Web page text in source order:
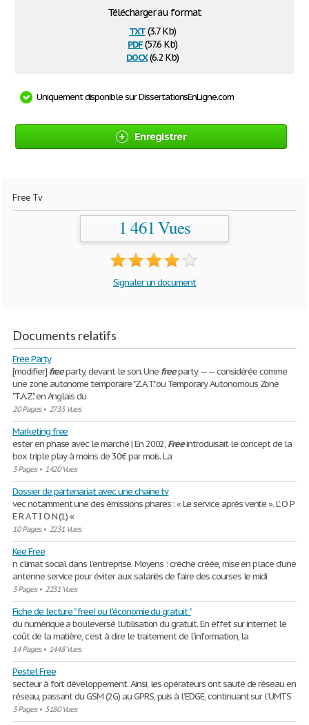
Télécharger au format
txt(3.7 Kb)
pdf(57.6 Kb)
docx(6.2 Kb)
Uniquement disponible sur DissertationsEnLigne.com
Enregistrer
Free Tv
1 461 Vues
Signaler un document
Documents relatifs
Free Party
[modifier] freeparty, devant le son. Une freeparty —— considérée comme
une zone autonome temporaire "Z.A.T." ou Temporary Autonomous Zone
"T.A.Z." en Anglais du
20 Pages• 2735 Vues
Marketing free
ester en phase avec le marché | En 2002, Freeintroduisait le concept de la
box triple play à moins de 30€ par mois. La
3 Pages• 1420 Vues
Dossier de partenariat avec une chaine tv
vec notamment une des émissions phares : « Le service après vente ». L’ O P
E R A T I O N (1) «
10 Pages• 2231 Vues
Kee Free
n climat social dans l’entreprise. Moyens : crèche créée, mise en place d’une
antenne service pour éviter aux salariés de faire des courses le midi
3 Pages• 2231 Vues
Fiche de lecture " free! ou l'économie du gratuit "
du numérique a bouleversé l’utilisation du gratuit. En effet sur internet le
coût de la matière, c’est à dire le traitement de l’information, la
14 Pages• 1448 Vues
Pestel Free
secteur à fort développement. Ainsi, les opérateurs ont sauté de réseau en
réseau, passant du GSM (2G) au GPRS, puis à l’EDGE, continuant sur l’UMTS
3 Pages• 5180 Vues